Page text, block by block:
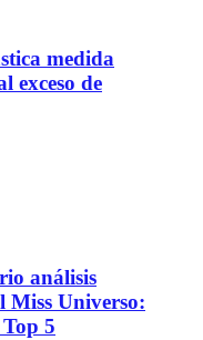
medida
exceso de
análisis
Miss Universo:
5